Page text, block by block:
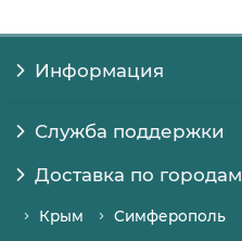
Информация
Служба поддержки
Доставка по городам
Крым Симферополь